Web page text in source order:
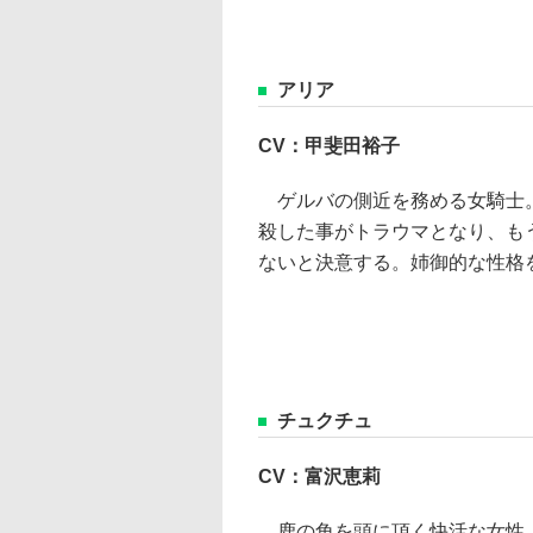
アリア
CV：甲斐田裕子
ゲルバの側近を務める女騎士
殺した事がトラウマとなり、
ないと決意する。姉御的な性格
チュクチュ
CV：富沢恵莉